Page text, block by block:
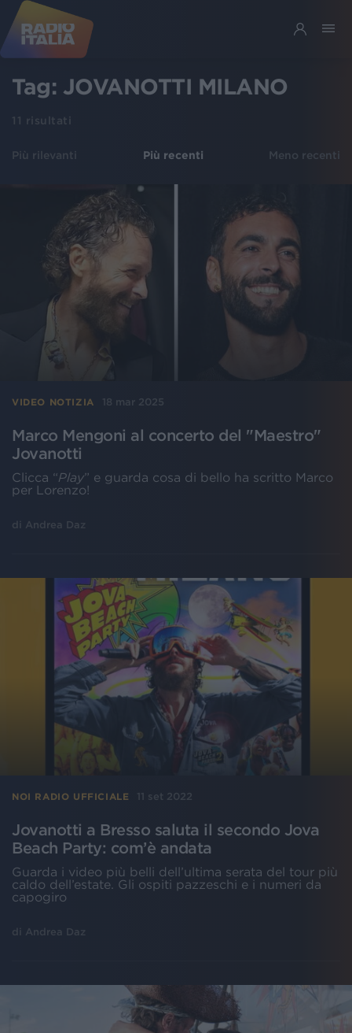
Tag: JOVANOTTI MILANO
11 risultati
Più rilevanti Più recenti Meno recenti
VIDEO NOTIZIA 18 mar 2025
Marco Mengoni al concerto del "Maestro"
Jovanotti
Clicca “Play” e guarda cosa di bello ha scritto Marco
per Lorenzo!
di Andrea Daz
NOI RADIO UFFICIALE 11 set 2022
Jovanotti a Bresso saluta il secondo Jova
Beach Party: com’è andata
Guarda i video più belli dell’ultima serata del tour più
caldo dell’estate. Gli ospiti pazzeschi e i numeri da
capogiro
di Andrea Daz